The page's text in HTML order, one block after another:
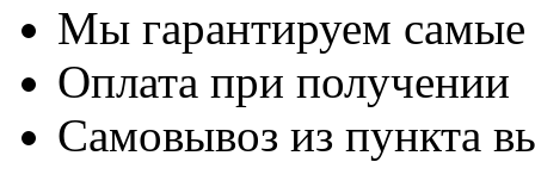
Мы гарантируем
Оплата при получении
Самовывоз из пункта